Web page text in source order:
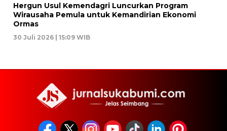
Hergun Usul Kemendagri Luncurkan Program
Wirausaha Pemula untuk Kemandirian Ekonomi
Ormas
30 Juli 2026 | 15:09 WIB